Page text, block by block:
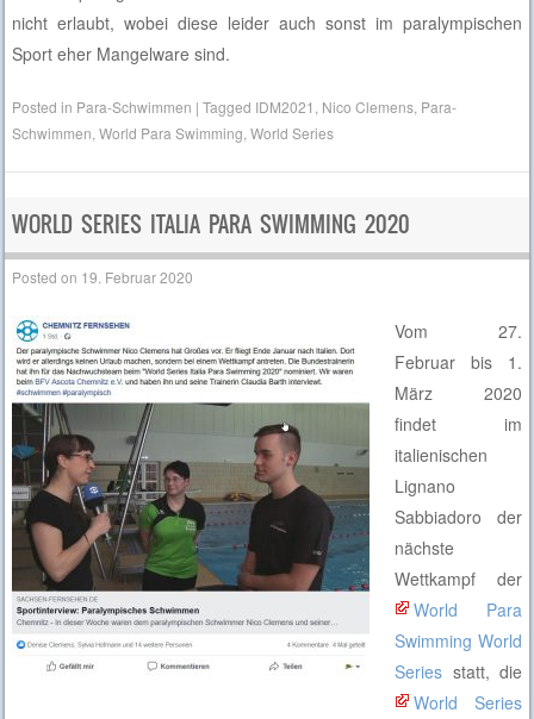
nicht erlaubt, wobei diese leider auch sonst im paralympischen
Sport eher Mangelware sind.
Posted in Para-Schwimmen |Tagged IDM2021 Nico Clemens Para-
Schwimmen ,World Para Swimming ,World Series
WORLD SERIES ITALIA PARA SWIMMING 2020
Posted on 19. Februar 2020
Vom 27.
Februar bis 1.
März 2020
findet im
italienischen
Lignano
Sabbiadoro der
nächste
Wettkampf der
World Para
Swimming World
Series statt, die
World Series